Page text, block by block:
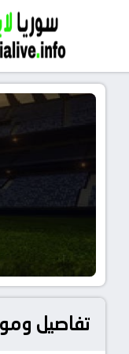
تفاصيل وموعد مباراة